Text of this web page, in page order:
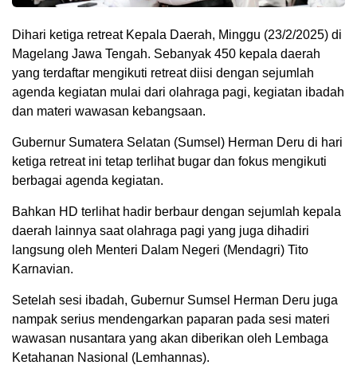
Dihari ketiga retreat Kepala Daerah, Minggu (23/2/2025) di
Magelang Jawa Tengah. Sebanyak 450 kepala daerah
yang terdaftar mengikuti retreat diisi dengan sejumlah
agenda kegiatan mulai dari olahraga pagi, kegiatan ibadah
dan materi wawasan kebangsaan.
Gubernur Sumatera Selatan (Sumsel) Herman Deru di hari
ketiga retreat ini tetap terlihat bugar dan fokus mengikuti
berbagai agenda kegiatan.
Bahkan HD terlihat hadir berbaur dengan sejumlah kepala
daerah lainnya saat olahraga pagi yang juga dihadiri
langsung oleh Menteri Dalam Negeri (Mendagri) Tito
Karnavian.
Setelah sesi ibadah, Gubernur Sumsel Herman Deru juga
nampak serius mendengarkan paparan pada sesi materi
wawasan nusantara yang akan diberikan oleh Lembaga
Ketahanan Nasional (Lemhannas).